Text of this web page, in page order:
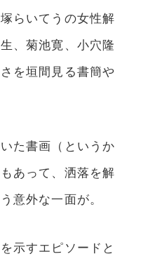
らいてうの女性解
、菊池寛、小穴隆
を垣間見る書簡や
た書画（というか
あって、洒落を解
意外な一面が。
示すエピソードと